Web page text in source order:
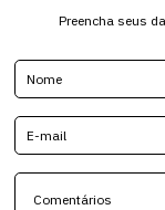
Preencha seus